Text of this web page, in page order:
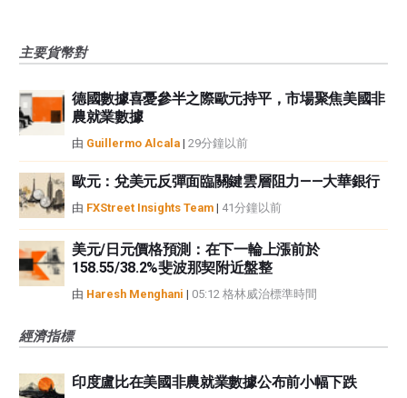
主要貨幣對
德國數據喜憂參半之際歐元持平，市場聚焦美國非
農就業數據
由 Guillermo Alcala | 29分鐘以前
歐元：兌美元反彈面臨關鍵雲層阻力——大華銀行
由 FXStreet Insights Team | 41分鐘以前
美元/日元價格預測：在下一輪上漲前於
158.55/38.2%斐波那契附近盤整
由 Haresh Menghani | 05:12 格林威治標準時間
經濟指標
印度盧比在美國非農就業數據公布前小幅下跌